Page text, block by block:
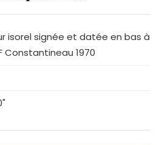
isorel signée et datée en bas à
Constantineau 1970